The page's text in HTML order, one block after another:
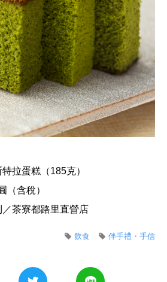
拉蛋糕（185克）
（含稅）
／茶寮都路里直營店
伴手禮・手信
飲食